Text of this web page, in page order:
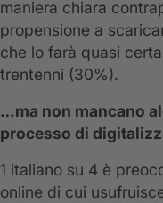
maniera chiara
propensione a
che lo farà quasi
trentenni (30%).
…ma non mancano
processo di
1 italiano su 4 è
online di cui